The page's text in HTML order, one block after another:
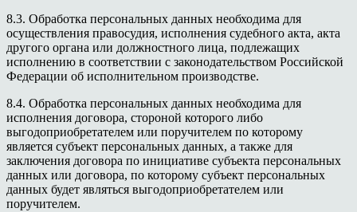
8.3. Обработка персональных данных необходима для
осуществления правосудия, исполнения судебного акта, акта
другого органа или должностного лица, подлежащих
исполнению в соответствии с законодательством Российской
Федерации об исполнительном производстве.
8.4. Обработка персональных данных необходима для
исполнения договора, стороной которого либо
выгодоприобретателем или поручителем по которому
является субъект персональных данных, а также для
заключения договора по инициативе субъекта персональных
данных или договора, по которому субъект персональных
данных будет являться выгодоприобретателем или
поручителем.